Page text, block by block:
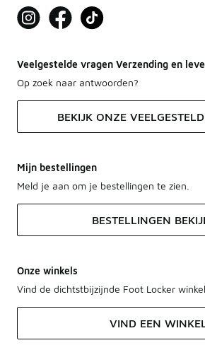
Veelgestelde vragen Verzending en
Op zoek naar antwoorden?
BEKIJK ONZE
Mijn bestellingen
Meld je aan om je bestellingen te zien.
BESTELLINGEN
Onze winkels
Vind de dichtstbijzijnde Foot Locker winkel.
VIND EEN